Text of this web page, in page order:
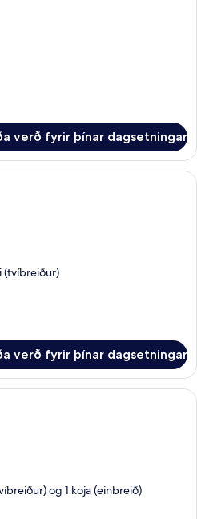
verð fyrir þínar dagsetningar
Öryggishólf í herbergi, skrifborð,
(tvíbreiður)
verð fyrir þínar dagsetningar
Öryggishólf í herbergi, skrifborð,
og 1 koja (einbreið)